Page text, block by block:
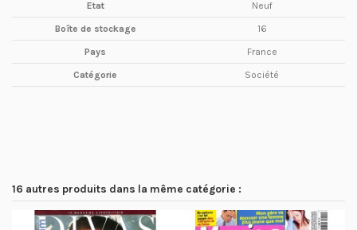
Etat Neuf
Boîte de stockage 16
Pays France
Catégorie Société
16 autres produits dans la même catégorie :